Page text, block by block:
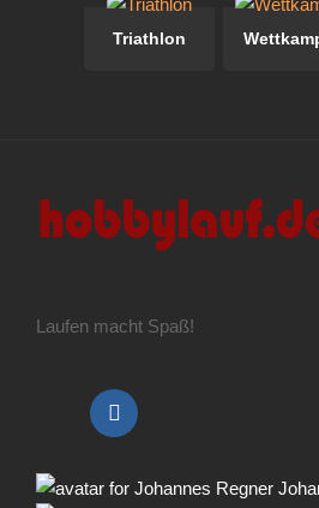
Triathlon
Laufen macht Spaß!